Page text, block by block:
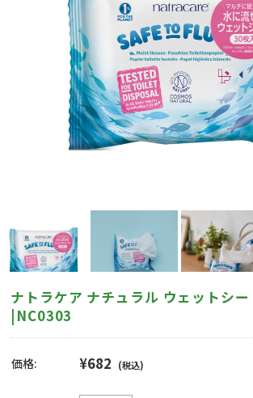
ナトラケア ナチュラル ウェットシ
|NC0303
価格: ¥682 (税込)